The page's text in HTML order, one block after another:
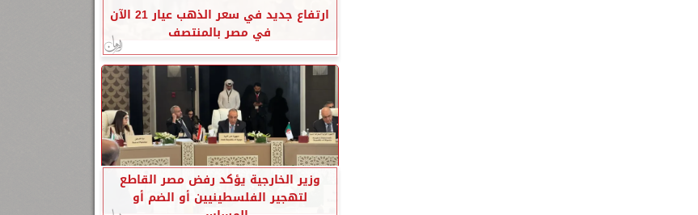
ارتفاع جديد في سعر الذهب عيار 21 الآن
في مصر بالمنتصف
وزير الخارجية يؤكد رفض مصر القاطع
لتهجير الفلسطينيين أو الضم أو